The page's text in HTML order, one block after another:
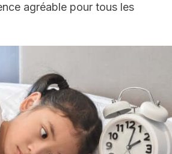
agréable pour tous les